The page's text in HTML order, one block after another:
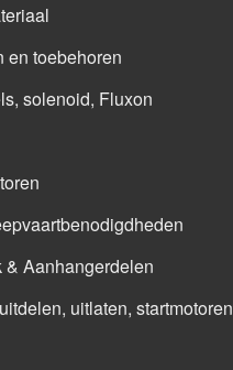
en toebehoren
solenoid, Fluxon
Aanhangerdelen
uitlaten, startmotoren